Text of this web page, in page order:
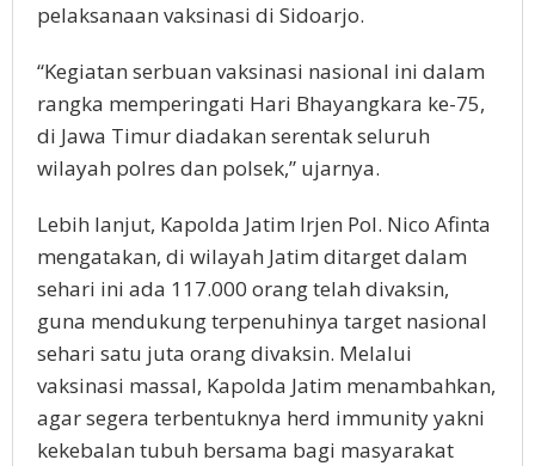
pelaksanaan vaksinasi di Sidoarjo.
“Kegiatan serbuan vaksinasi nasional ini dalam
rangka memperingati Hari Bhayangkara ke-75,
di Jawa Timur diadakan serentak seluruh
wilayah polres dan polsek,” ujarnya.
Lebih lanjut, Kapolda Jatim Irjen Pol. Nico Afinta
mengatakan, di wilayah Jatim ditarget dalam
sehari ini ada 117.000 orang telah divaksin,
guna mendukung terpenuhinya target nasional
sehari satu juta orang divaksin. Melalui
vaksinasi massal, Kapolda Jatim menambahkan,
agar segera terbentuknya herd immunity yakni
kekebalan tubuh bersama bagi masyarakat